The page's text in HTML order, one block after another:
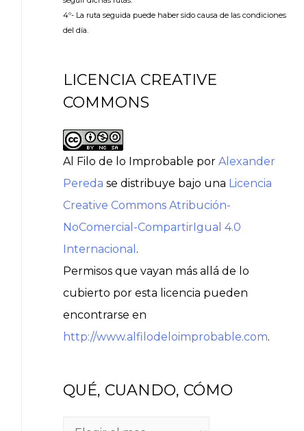
4º- La ruta seguida puede haber sido causa de las condiciones
del día.
LICENCIA CREATIVE
COMMONS
Al Filo de lo Improbable por Alexander
Pereda se distribuye bajo una Licencia
Creative Commons Atribución-
NoComercial-CompartirIgual 4.0
Internacional .
Permisos que vayan más allá de lo
cubierto por esta licencia pueden
encontrarse en
http://www.alfilodeloimprobable.com.
QUÉ, CUANDO, CÓMO